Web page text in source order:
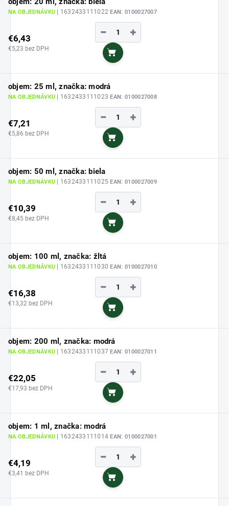
NA OBJEDNÁVKU | 1632433111022EAN: 0100027007
€6,43
€5,23 bez DPH
+
−
Do košíka
objem: 25 ml, značka: modrá
NA OBJEDNÁVKU | 1632433111023EAN: 0100027008
€7,21
€5,86 bez DPH
+
−
Do košíka
objem: 50 ml, značka: biela
NA OBJEDNÁVKU | 1632433111025EAN: 0100027009
€10,39
€8,45 bez DPH
+
−
Do košíka
objem: 100 ml, značka: žltá
NA OBJEDNÁVKU | 1632433111030EAN: 0100027010
€16,38
€13,32 bez DPH
+
−
Do košíka
objem: 200 ml, značka: modrá
NA OBJEDNÁVKU | 1632433111037EAN: 0100027011
€22,05
€17,93 bez DPH
+
−
Do košíka
objem: 1 ml, značka: modrá
NA OBJEDNÁVKU | 1632433111014EAN: 0100027001
€4,19
€3,41 bez DPH
+
−
Do košíka